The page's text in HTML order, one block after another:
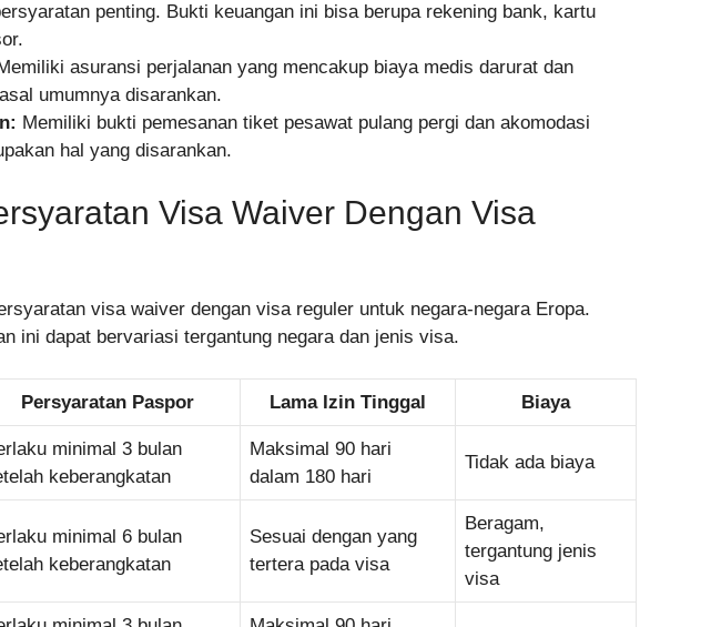
penting. Bukti keuangan ini bisa berupa rekening bank, kartu
asuransi perjalanan yang mencakup biaya medis darurat dan
umumnya disarankan.
Memiliki bukti pemesanan tiket pesawat pulang pergi dan akomodasi
hal yang disarankan.
Visa Waiver Dengan Visa
visa waiver dengan visa reguler untuk negara-negara Eropa.
ini dapat bervariasi tergantung negara dan jenis visa.
Persyaratan Paspor Lama Izin Tinggal Biaya
minimal 3 bulan
keberangkatan
Maksimal 90 hari
dalam 180 hari
Tidak ada biaya
minimal 6 bulan
keberangkatan
Sesuai dengan yang
tertera pada visa
Beragam,
tergantung jenis
visa